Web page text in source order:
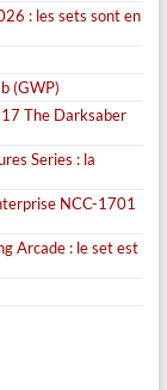
: les sets sont en
(GWP)
The Darksaber
Series : la
NCC-1701
Arcade : le set est